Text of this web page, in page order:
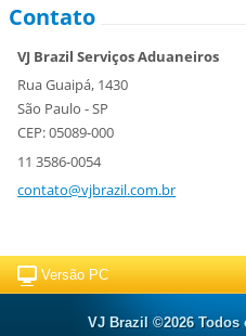
Contato
VJ Brazil Serviços Aduaneiros
Rua Guaipá, 1430
São Paulo - SP
CEP: 05089-000
11 3586-0054
contato@vjbrazil.com.br
Versão PC
VJ Brazil ©2026